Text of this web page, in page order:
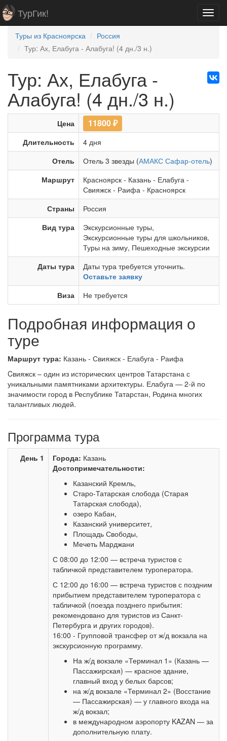
ТурГик!
Туры из Красноярска
Россия
Тур: Ах, Елабуга - Алабуга! (4 дн./3 н.)
Тур: Ах, Елабуга -
Алабуга! (4 дн./3 н.)
Цена 11800₽
Длительность
4 дня
Отель
Отель 3 звезды (АМАКС Сафар-отель)
Маршрут
Красноярск - Казань - Елабуга -
Свияжск - Раифа - Красноярск
Страны
Россия
Вид тура
Экскурсионные туры,
Экскурсионные туры для школьников,
Туры на зиму, Пешеходные экскурсии
Даты тура
Даты тура требуется уточнить.
Оставьте заявку
Виза
Не требуется
Подробная информация о
туре
Маршрут тура: Казань - Свияжск - Елабуга - Раифа
Cвияжск – один из исторических центров Татарстана с
уникальными памятниками архитектуры. Елабуга — 2-й по
значимости город в Республике Татарстан, Родина многих
талантливых людей.
Программа тура
День 1 Города: Казань
Достопримечательности:
Казанский Кремль,
Старо-Татарская слобода (Старая
Татарская слобода),
озеро Кабан,
Казанский университет,
Площадь Свободы,
Мечеть Марджани
С 08:00 до 12:00 — встреча туристов с
табличкой представителем туроператора.
С 12:00 до 16:00 — встреча туристов с поздним
прибытием представителем туроператора с
табличкой (поезда позднего прибытия:
рекомендовано для туристов из Санкт-
Петербурга и других городов).
16:00 - Групповой трансфер от ж/д вокзала на
экскурсионную программу.
На ж/д вокзале «Терминал 1» (Казань —
Пассажирская) — красное здание,
главный вход у белых барсов;
на ж/д вокзале «Терминал 2» (Восстание
— Пассажирская) — у главного входа на
ж/д вокзал;
в международном аэропорту KAZAN — за
дополнительную плату.